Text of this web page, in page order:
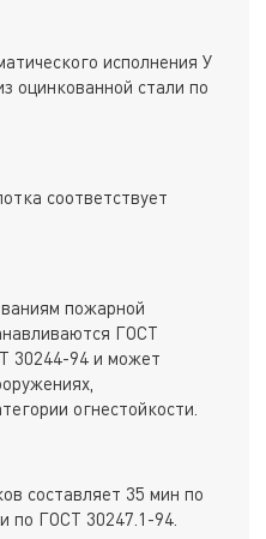
исполнения У
оцинкованной стали по
соответствует
пожарной
ГОСТ
30244-94 и может
огнестойкости.
составляет 35 мин по
по ГОСТ 30247.1-94.